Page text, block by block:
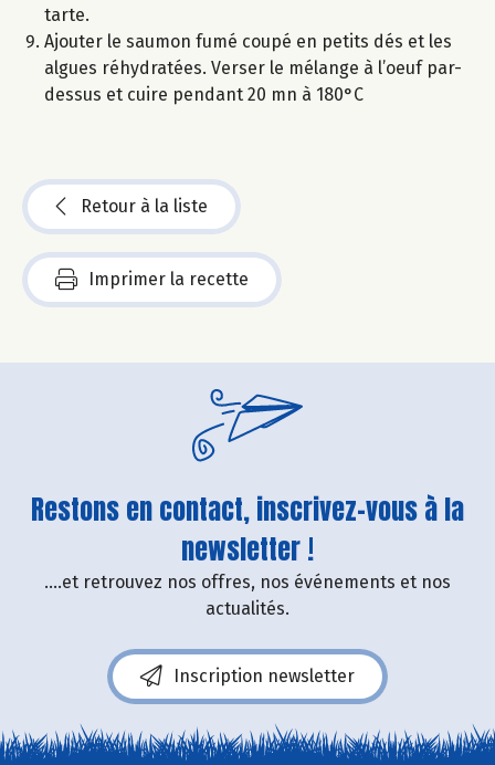
tarte.
Ajouter le saumon fumé coupé en petits dés et les
algues réhydratées. Verser le mélange à l’oeuf par-
dessus et cuire pendant 20 mn à 180°C
Retour à la liste
Imprimer la recette
Restons en contact, inscrivez-vous à la
newsletter !
....et retrouvez nos offres, nos événements et nos
actualités.
Inscription newsletter